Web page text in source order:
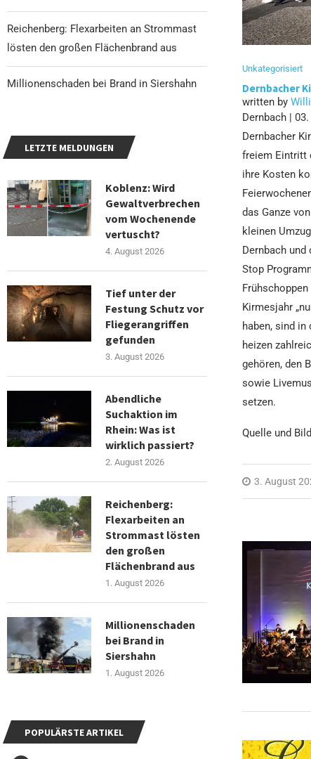
Unkategorisiert
Dernbacher
written by
Dernbach |
Dernbacher
freiem Eintritt
ihre Kosten
das Ganze
kleinen
Dernbach
Stop
Kirmesjahr
haben, sind
heizen
gehören, den
sowie
setzen.
Quelle und
3. August
Reichenberg: Flexarbeiten an Strommast
lösten den großen Flächenbrand aus
Millionenschaden bei Brand in Siershahn
LETZTE MELDUNGEN
Koblenz: Wird
Gewaltverbrechen
vom Wochenende
vertuscht?
4. August 2026
Tief unter der
Festung Schutz vor
Fliegerangriffen
gefunden
3. August 2026
Abendliche
Suchaktion im
Rhein: Was ist
wirklich passiert?
2. August 2026
Reichenberg:
Flexarbeiten an
Strommast lösten
den großen
Flächenbrand aus
1. August 2026
Millionenschaden
bei Brand in
Siershahn
1. August 2026
POPULÄRSTE ARTIKEL